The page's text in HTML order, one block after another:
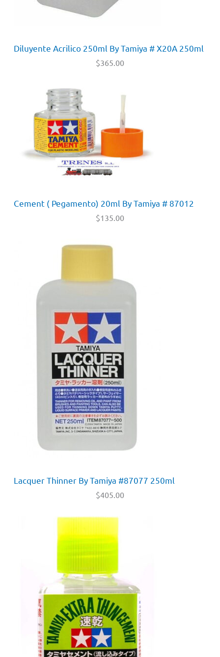
Diluyente Acrilico 250ml By Tamiya # X20A 250ml
$365.00
Cement ( Pegamento) 20ml By Tamiya # 87012
$135.00
Lacquer Thinner By Tamiya #87077 250ml
$405.00